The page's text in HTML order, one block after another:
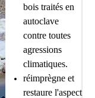
bois traités en
autoclave
contre toutes
agressions
climatiques.
réimprègne et
restaure l'aspect